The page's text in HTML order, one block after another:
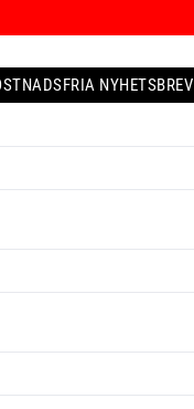
NYHETSBREV